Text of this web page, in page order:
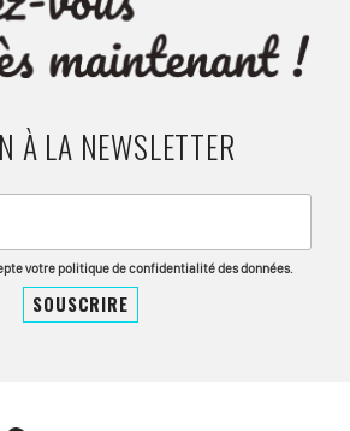
À LA NEWSLETTER
votre politique de confidentialité des données.